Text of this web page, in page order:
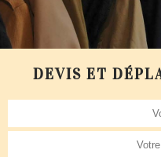
DEVIS ET